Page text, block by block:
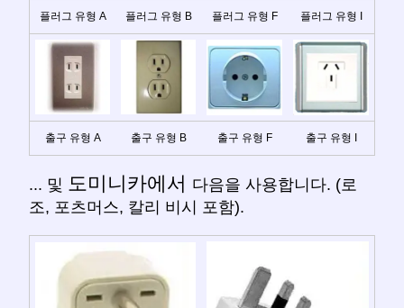
플러그 유형 A 플러그 유형 B 플러그 유형 F 플러그 유형 I
출구 유형 A 출구 유형 B 출구 유형 F 출구 유형 I
... 및 도미니카에서 다음을 사용합니다. (로
조, 포츠머스, 칼리 비시 포함).